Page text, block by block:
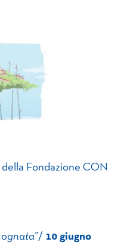
Fondazione CON
/ 10 giugno